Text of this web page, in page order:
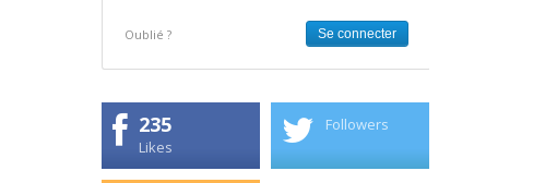
Oublié ?
235
Likes
Followers